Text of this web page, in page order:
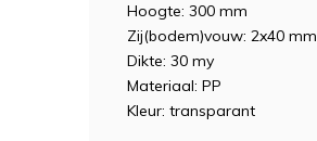
Hoogte: 300 mm
Zij(bodem)vouw: 2x40 mm
Dikte: 30 my
Materiaal: PP
Kleur: transparant